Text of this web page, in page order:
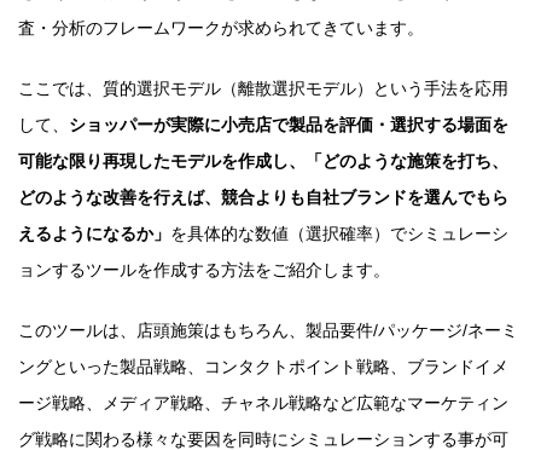
査・分析のフレームワークが求められてきています。
ここでは、質的選択モデル（離散選択モデル）という手法を応用
して、 ショッパーが実際に小売店で製品を評価・選択する場面を
可能な限り再現したモデルを作成し、「どのような施策を打ち、
どのような改善を行えば、競合よりも自社ブランドを選んでもら
えるようになるか」 を具体的な数値（選択確率）でシミュレーシ
ョンするツールを作成する方法をご紹介します。
このツールは、店頭施策はもちろん、製品要件/パッケージ/ネーミ
ングといった製品戦略、コンタクトポイント戦略、ブランドイメ
ージ戦略、メディア戦略、チャネル戦略など広範なマーケティン
グ戦略に関わる様々な要因を同時にシミュレーションする事が可